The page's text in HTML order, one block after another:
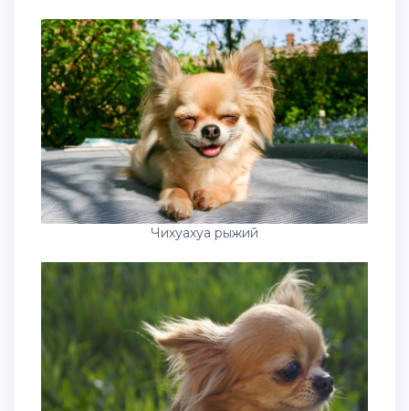
Чихуахуа рыжий